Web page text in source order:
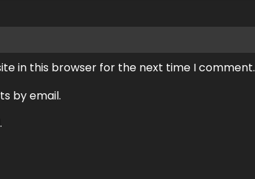
in this browser for the next time I comment.
by email.